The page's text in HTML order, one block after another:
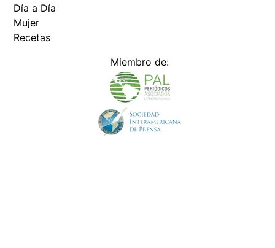
Día a Día
Mujer
Recetas
Miembro de: